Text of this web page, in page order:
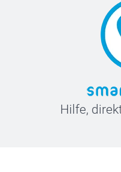
Hilfe,